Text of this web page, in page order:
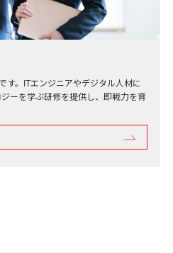
す。ITエンジニアやデジタル人材に
ーを学ぶ研修を提供し、即戦力を育